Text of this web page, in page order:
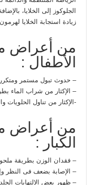
الجلوكوز إلى الخلايا،
زيادة استجابة الخلايا
من أعراض
الأطفال :
– حدوث تبول مستمر
– الإكثار من شراب الماء
-الإكثار من تناول الحلويات
من أعراض
الكبار :
– فقدان الوزن بطريقة
– الإصابة بضعف فى النظر
– ظهور بعض الإلتهابات